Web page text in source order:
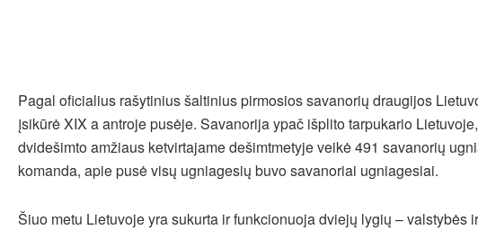
Pagal oficialius rašytinius šaltinius pirmosios savanorių draugijos
įsikūrė XIX a antroje pusėje. Savanorija ypač išplito tarpukario Lietuvoje,
dvidešimto amžiaus ketvirtajame dešimtmetyje veikė 491 savanorių
komanda, apie pusė visų ugniagesių buvo savanoriai ugniagesiai.
Šiuo metu Lietuvoje yra sukurta ir funkcionuoja dviejų lygių – valstybės ir